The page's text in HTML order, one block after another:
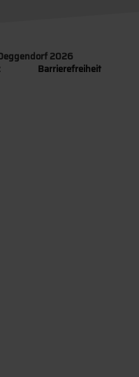
2026
Barrierefreiheit